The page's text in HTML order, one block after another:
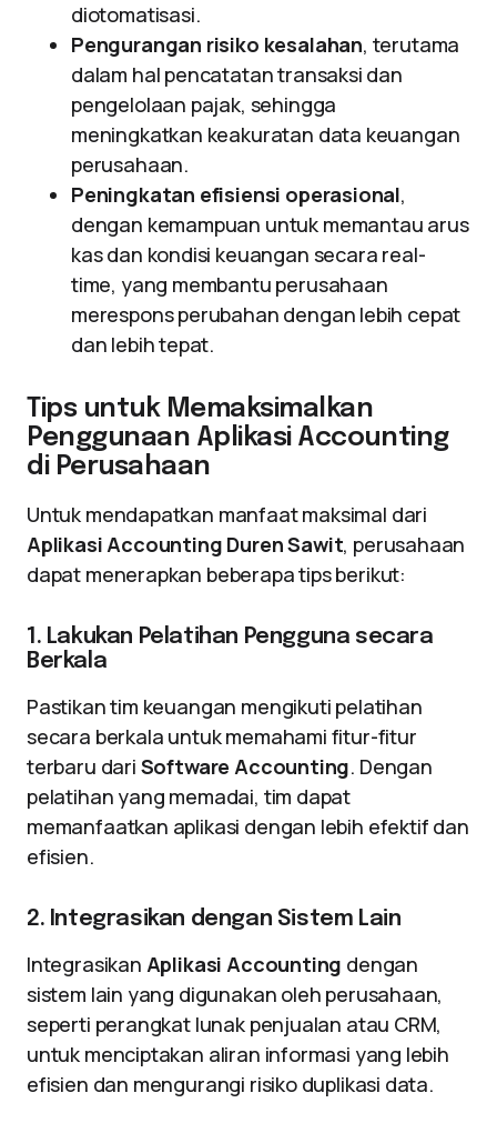
diotomatisasi.
Pengurangan risiko kesalahan, terutama
dalam hal pencatatan transaksi dan
pengelolaan pajak, sehingga
meningkatkan keakuratan data keuangan
perusahaan.
Peningkatan efisiensi operasional,
dengan kemampuan untuk memantau arus
kas dan kondisi keuangan secara real-
time, yang membantu perusahaan
merespons perubahan dengan lebih cepat
dan lebih tepat.
Tips untuk Memaksimalkan
Penggunaan Aplikasi Accounting
di Perusahaan
Untuk mendapatkan manfaat maksimal dari
Aplikasi Accounting Duren Sawit, perusahaan
dapat menerapkan beberapa tips berikut:
1. Lakukan Pelatihan Pengguna secara
Berkala
Pastikan tim keuangan mengikuti pelatihan
secara berkala untuk memahami fitur-fitur
terbaru dari Software Accounting. Dengan
pelatihan yang memadai, tim dapat
memanfaatkan aplikasi dengan lebih efektif dan
efisien.
2. Integrasikan dengan Sistem Lain
Integrasikan Aplikasi Accounting dengan
sistem lain yang digunakan oleh perusahaan,
seperti perangkat lunak penjualan atau CRM,
untuk menciptakan aliran informasi yang lebih
efisien dan mengurangi risiko duplikasi data.